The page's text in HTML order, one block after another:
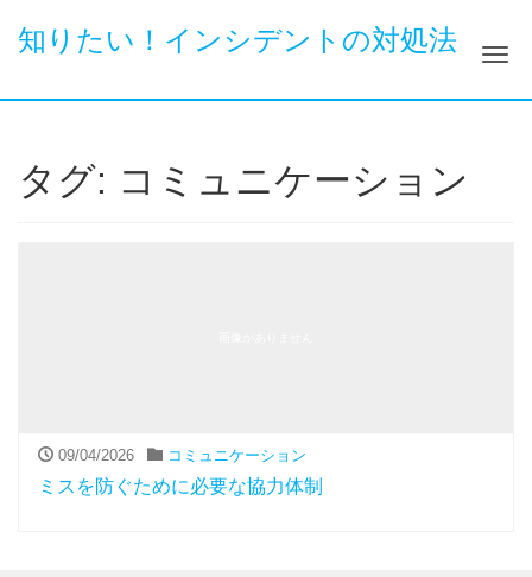
知りたい！インシデントの対処法
ナ
タグ: コミュニケーション
09/04/2026 コミュニケーション
ミスを防ぐために必要な協力体制